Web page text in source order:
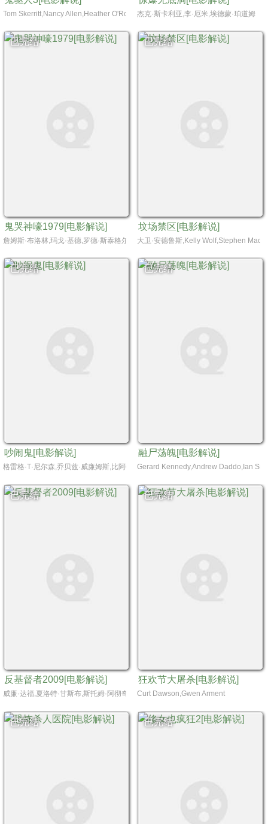
Tom Skerritt,Nancy Allen,Heather O'Rourke杰克·斯卡利亚,李·厄米,埃德蒙·珀道姆
已完结
鬼哭神嚎1979[电影解说]
詹姆斯·布洛林,玛戈·基德,罗德·斯泰格尔
已完结
坟场禁区[电影解说]
大卫·安德鲁斯,Kelly Wolf,Stephen Macht
已完结
吵闹鬼[电影解说]
格雷格·T·尼尔森,乔贝兹·威廉姆斯,比阿特丽斯·斯特雷特,多米妮克·邓恩,奥利弗·
已完结
融尸荡魄[电影解说]
Gerard Kennedy,Andrew Daddo,Ian
已完结
反基督者2009[电影解说]
威廉·达福,夏洛特·甘斯布,斯托姆·阿彻奇·萨赫斯托姆
已完结
狂欢节大屠杀[电影解说]
Curt Dawson,Gwen Arment
已完结 已完结